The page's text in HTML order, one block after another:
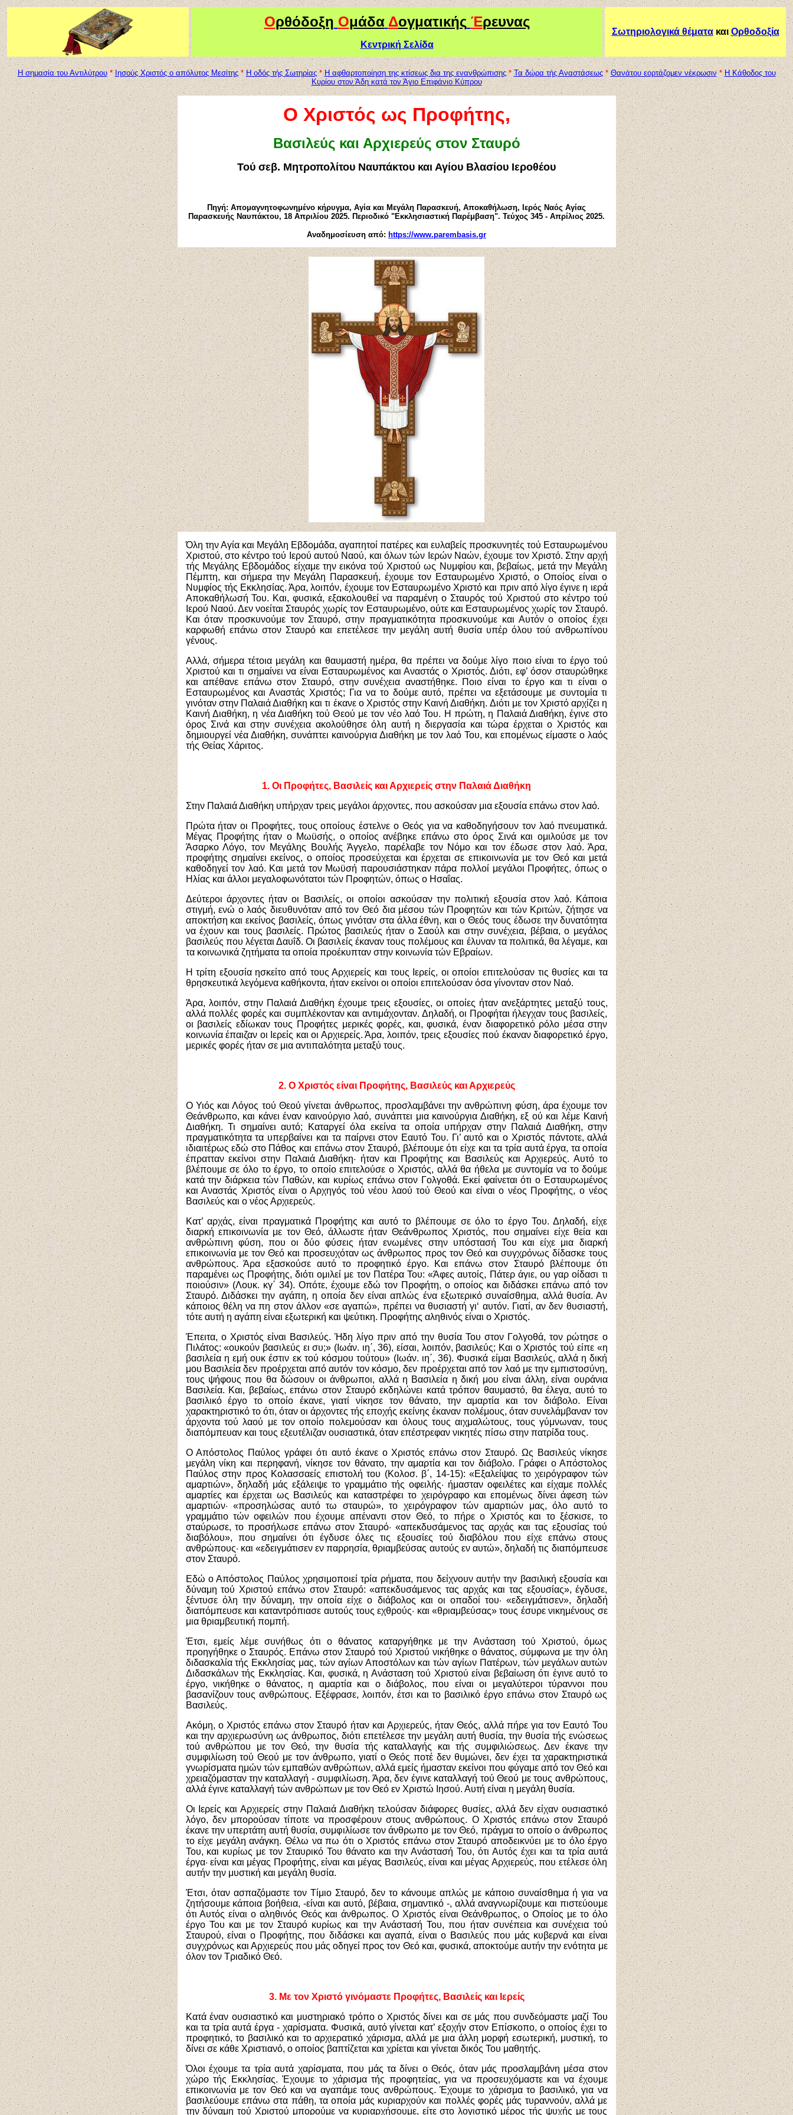
Ορθόδοξη Ομάδα Δογματικής Έρευνας
Κεντρική Σελίδα
Σωτηριολογικά θέματα και Ορθοδοξία
Η σημασία του Αντιλύτρου * Ιησούς Χριστός ο απόλυτος Μεσίτης * Η οδός τής Σωτηρίας * Η αφθαρτοποίηση της κτίσεως δια της ενανθρώπισης * Τα δώρα τής Αναστάσεως * Θανάτου εορτάζομεν νέκρωσιν * Η Κάθοδος του
Κυρίου στον Άδη κατά τον Άγιο Επιφάνιο Κύπρου
Ο Χριστός ως Προφήτης,
Βασιλεύς και Αρχιερεύς στον Σταυρό
Τού σεβ. Μητροπολίτου Ναυπάκτου και Αγίου Βλασίου Ιεροθέου
Πηγή: Απομαγνητοφωνημένο κήρυγμα, Αγία και Μεγάλη Παρασκευή, Αποκαθήλωση, Ιερός Ναός Αγίας
Παρασκευής Ναυπάκτου, 18 Απριλίου 2025. Περιοδικό "Εκκλησιαστική Παρέμβαση". Τεύχος 345 - Απρίλιος 2025.
Αναδημοσίευση από: https://www.parembasis.gr
Όλη την Αγία και Μεγάλη Εβδομάδα, αγαπητοί πατέρες και ευλαβείς προσκυνητές τού Εσταυρωμένου
Χριστού, στο κέντρο τού Ιερού αυτού Ναού, και όλων τών Ιερών Ναών, έχουμε τον Χριστό. Στην αρχή
τής Μεγάλης Εβδομάδος είχαμε την εικόνα τού Χριστού ως Νυμφίου και, βεβαίως, μετά την Μεγάλη
Πέμπτη, και σήμερα την Μεγάλη Παρασκευή, έχουμε τον Εσταυρωμένο Χριστό, ο Οποίος είναι ο
Νυμφίος τής Εκκλησίας. Άρα, λοιπόν, έχουμε τον Εσταυρωμένο Χριστό και πριν από λίγο έγινε η ιερά
Αποκαθήλωσή Του. Και, φυσικά, εξακολουθεί να παραμένη ο Σταυρός τού Χριστού στο κέντρο τού
Ιερού Ναού. Δεν νοείται Σταυρός χωρίς τον Εσταυρωμένο, ούτε και Εσταυρωμένος χωρίς τον Σταυρό.
Και όταν προσκυνούμε τον Σταυρό, στην πραγματικότητα προσκυνούμε και Αυτόν ο οποίος έχει
καρφωθή επάνω στον Σταυρό και επετέλεσε την μεγάλη αυτή θυσία υπέρ όλου τού ανθρωπίνου
γένους.
Αλλά, σήμερα τέτοια μεγάλη και θαυμαστή ημέρα, θα πρέπει να δούμε λίγο ποιο είναι το έργο τού
Χριστού και τι σημαίνει να είναι Εσταυρωμένος και Αναστάς ο Χριστός. Διότι, εφ’ όσον σταυρώθηκε
και απέθανε επάνω στον Σταυρό, στην συνέχεια αναστήθηκε. Ποιο είναι το έργο και τι είναι ο
Εσταυρωμένος και Αναστάς Χριστός; Για να το δούμε αυτό, πρέπει να εξετάσουμε με συντομία τι
γινόταν στην Παλαιά Διαθήκη και τι έκανε ο Χριστός στην Καινή Διαθήκη. Διότι με τον Χριστό αρχίζει η
Καινή Διαθήκη, η νέα Διαθήκη τού Θεού με τον νέο λαό Του. Η πρώτη, η Παλαιά Διαθήκη, έγινε στο
όρος Σινά και στην συνέχεια ακολούθησε όλη αυτή η διεργασία και τώρα έρχεται ο Χριστός και
δημιουργεί νέα Διαθήκη, συνάπτει καινούργια Διαθήκη με τον λαό Του, και επομένως είμαστε ο λαός
τής Θείας Χάριτος.
1. Οι Προφήτες, Βασιλείς και Αρχιερείς στην Παλαιά Διαθήκη
Στην Παλαιά Διαθήκη υπήρχαν τρεις μεγάλοι άρχοντες, που ασκούσαν μια εξουσία επάνω στον λαό.
Πρώτα ήταν οι Προφήτες, τους οποίους έστελνε ο Θεός για να καθοδηγήσουν τον λαό πνευματικά.
Μέγας Προφήτης ήταν ο Μωϋσής, ο οποίος ανέβηκε επάνω στο όρος Σινά και ομιλούσε με τον
Άσαρκο Λόγο, τον Μεγάλης Βουλής Άγγελο, παρέλαβε τον Νόμο και τον έδωσε στον λαό. Άρα,
προφήτης σημαίνει εκείνος, ο οποίος προσεύχεται και έρχεται σε επικοινωνία με τον Θεό και μετά
καθοδηγεί τον λαό. Και μετά τον Μωϋσή παρουσιάστηκαν πάρα πολλοί μεγάλοι Προφήτες, όπως ο
Ηλίας και άλλοι μεγαλοφωνότατοι τών Προφητών, όπως ο Ησαΐας.
Δεύτεροι άρχοντες ήταν οι Βασιλείς, οι οποίοι ασκούσαν την πολιτική εξουσία στον λαό. Κάποια
στιγμή, ενώ ο λαός διευθυνόταν από τον Θεό δια μέσου τών Προφητών και τών Κριτών, ζήτησε να
αποκτήση και εκείνος βασιλείς, όπως γινόταν στα άλλα έθνη, και ο Θεός τους έδωσε την δυνατότητα
να έχουν και τους βασιλείς. Πρώτος βασιλεύς ήταν ο Σαούλ και στην συνέχεια, βέβαια, ο μεγάλος
βασιλεύς που λέγεται Δαυΐδ. Οι βασιλείς έκαναν τους πολέμους και έλυναν τα πολιτικά, θα λέγαμε, και
τα κοινωνικά ζητήματα τα οποία προέκυπταν στην κοινωνία τών Εβραίων.
Η τρίτη εξουσία ησκείτο από τους Αρχιερείς και τους Ιερείς, οι οποίοι επιτελούσαν τις θυσίες και τα
θρησκευτικά λεγόμενα καθήκοντα, ήταν εκείνοι οι οποίοι επιτελούσαν όσα γίνονταν στον Ναό.
Άρα, λοιπόν, στην Παλαιά Διαθήκη έχουμε τρεις εξουσίες, οι οποίες ήταν ανεξάρτητες μεταξύ τους,
αλλά πολλές φορές και συμπλέκονταν και αντιμάχονταν. Δηλαδή, οι Προφήται ήλεγχαν τους βασιλείς,
οι βασιλείς εδίωκαν τους Προφήτες μερικές φορές, και, φυσικά, έναν διαφορετικό ρόλο μέσα στην
κοινωνία έπαιζαν οι Ιερείς και οι Αρχιερείς. Άρα, λοιπόν, τρεις εξουσίες πού έκαναν διαφορετικό έργο,
μερικές φορές ήταν σε μια αντιπαλότητα μεταξύ τους.
2. Ο Χριστός είναι Προφήτης, Βασιλεύς και Αρχιερεύς
Ο Υιός και Λόγος τού Θεού γίνεται άνθρωπος, προσλαμβάνει την ανθρώπινη φύση, άρα έχουμε τον
Θεάνθρωπο, και κάνει έναν καινούργιο λαό, συνάπτει μια καινούργια Διαθήκη, εξ ού και λέμε Καινή
Διαθήκη. Τι σημαίνει αυτό; Καταργεί όλα εκείνα τα οποία υπήρχαν στην Παλαιά Διαθήκη, στην
πραγματικότητα τα υπερβαίνει και τα παίρνει στον Εαυτό Του. Γι’ αυτό και ο Χριστός πάντοτε, αλλά
ιδιαιτέρως εδώ στο Πάθος και επάνω στον Σταυρό, βλέπουμε ότι είχε και τα τρία αυτά έργα, τα οποία
έπρατταν εκείνοι στην Παλαιά Διαθήκη· ήταν και Προφήτης και Βασιλεύς και Αρχιερεύς. Αυτό το
βλέπουμε σε όλο το έργο, το οποίο επιτελούσε ο Χριστός, αλλά θα ήθελα με συντομία να το δούμε
κατά την διάρκεια τών Παθών, και κυρίως επάνω στον Γολγοθά. Εκεί φαίνεται ότι ο Εσταυρωμένος
και Αναστάς Χριστός είναι ο Αρχηγός τού νέου λαού τού Θεού και είναι ο νέος Προφήτης, ο νέος
Βασιλεύς και ο νέος Αρχιερεύς.
Κατ’ αρχάς, είναι πραγματικά Προφήτης και αυτό το βλέπουμε σε όλο το έργο Του. Δηλαδή, είχε
διαρκή επικοινωνία με τον Θεό, άλλωστε ήταν Θεάνθρωπος Χριστός, που σημαίνει είχε θεία και
ανθρώπινη φύση, που οι δύο φύσεις ήταν ενωμένες στην υπόστασή Του και είχε μια διαρκή
επικοινωνία με τον Θεό και προσευχόταν ως άνθρωπος προς τον Θεό και συγχρόνως δίδασκε τους
ανθρώπους. Άρα εξασκούσε αυτό το προφητικό έργο. Και επάνω στον Σταυρό βλέπουμε ότι
παραμένει ως Προφήτης, διότι ομιλεί με τον Πατέρα Του: «Άφες αυτοίς, Πάτερ άγιε, ου γαρ οίδασι τι
ποιούσιν» (Λουκ. κγ΄ 34). Οπότε, έχουμε εδώ τον Προφήτη, ο οποίος και διδάσκει επάνω από τον
Σταυρό. Διδάσκει την αγάπη, η οποία δεν είναι απλώς ένα εξωτερικό συναίσθημα, αλλά θυσία. Αν
κάποιος θέλη να πη στον άλλον «σε αγαπώ», πρέπει να θυσιαστή γι‘ αυτόν. Γιατί, αν δεν θυσιαστή,
τότε αυτή η αγάπη είναι εξωτερική και ψεύτικη. Προφήτης αληθινός είναι ο Χριστός.
Έπειτα, ο Χριστός είναι Βασιλεύς. Ήδη λίγο πριν από την θυσία Του στον Γολγοθά, τον ρώτησε ο
Πιλάτος: «ουκούν βασιλεύς ει συ;» (Ιωάν. ιη΄, 36), είσαι, λοιπόν, βασιλεύς; Και ο Χριστός τού είπε «η
βασιλεία η εμή ουκ έστιν εκ τού κόσμου τούτου» (Ιωάν. ιη΄, 36). Φυσικά είμαι Βασιλεύς, αλλά η δική
μου Βασιλεία δεν προέρχεται από αυτόν τον κόσμο, δεν προέρχεται από τον λαό με την εμπιστοσύνη,
τους ψήφους που θα δώσουν οι άνθρωποι, αλλά η Βασιλεία η δική μου είναι άλλη, είναι ουράνια
Βασιλεία. Και, βεβαίως, επάνω στον Σταυρό εκδηλώνει κατά τρόπον θαυμαστό, θα έλεγα, αυτό το
βασιλικό έργο το οποίο έκανε, γιατί νίκησε τον θάνατο, την αμαρτία και τον διάβολο. Είναι
χαρακτηριστικό το ότι, όταν οι άρχοντες τής εποχής εκείνης έκαναν πολέμους, όταν συνελάμβαναν τον
άρχοντα τού λαού με τον οποίο πολεμούσαν και όλους τους αιχμαλώτους, τους γύμνωναν, τους
διαπόμπευαν και τους εξευτέλιζαν ουσιαστικά, όταν επέστρεφαν νικητές πίσω στην πατρίδα τους.
Ο Απόστολος Παύλος γράφει ότι αυτό έκανε ο Χριστός επάνω στον Σταυρό. Ως Βασιλεύς νίκησε
μεγάλη νίκη και περηφανή, νίκησε τον θάνατο, την αμαρτία και τον διάβολο. Γράφει ο Απόστολος
Παύλος στην προς Κολασσαείς επιστολή του (Κολοσ. β΄, 14-15): «Εξαλείψας το χειρόγραφον τών
αμαρτιών», δηλαδή μάς εξάλειψε το γραμμάτιο τής οφειλής· ήμασταν οφειλέτες και είχαμε πολλές
αμαρτίες και έρχεται ως Βασιλεύς και καταστρέφει το χειρόγραφο και επομένως δίνει άφεση τών
αμαρτιών· «προσηλώσας αυτό τω σταυρώ», το χειρόγραφον τών αμαρτιών μας, όλο αυτό το
γραμμάτιο τών οφειλών που έχουμε απέναντι στον Θεό, το πήρε ο Χριστός και το ξέσκισε, το
σταύρωσε, το προσήλωσε επάνω στον Σταυρό· «απεκδυσάμενος τας αρχάς και τας εξουσίας τού
διαβόλου», που σημαίνει ότι έγδυσε όλες τις εξουσίες τού διαβόλου που είχε επάνω στους
ανθρώπους· και «εδειγμάτισεν εν παρρησία, θριαμβεύσας αυτούς εν αυτώ», δηλαδή τις διαπόμπευσε
στον Σταυρό.
Εδώ ο Απόστολος Παύλος χρησιμοποιεί τρία ρήματα, που δείχνουν αυτήν την βασιλική εξουσία και
δύναμη τού Χριστού επάνω στον Σταυρό: «απεκδυσάμενος τας αρχάς και τας εξουσίας», έγδυσε,
ξέντυσε όλη την δύναμη, την οποία είχε ο διάβολος και οι οπαδοί του· «εδειγμάτισεν», δηλαδή
διαπόμπευσε και καταντρόπιασε αυτούς τους εχθρούς· και «θριαμβεύσας» τους έσυρε νικημένους σε
μια θριαμβευτική πομπή.
Έτσι, εμείς λέμε συνήθως ότι ο θάνατος καταργήθηκε με την Ανάσταση τού Χριστού, όμως
προηγήθηκε ο Σταυρός. Επάνω στον Σταυρό τού Χριστού νικήθηκε ο θάνατος, σύμφωνα με την όλη
διδασκαλία τής Εκκλησίας μας, τών αγίων Αποστόλων και τών αγίων Πατέρων, τών μεγάλων αυτών
Διδασκάλων τής Εκκλησίας. Και, φυσικά, η Ανάσταση τού Χριστού είναι βεβαίωση ότι έγινε αυτό το
έργο, νικήθηκε ο θάνατος, η αμαρτία και ο διάβολος, που είναι οι μεγαλύτεροι τύραννοι που
βασανίζουν τους ανθρώπους. Εξέφρασε, λοιπόν, έτσι και το βασιλικό έργο επάνω στον Σταυρό ως
Βασιλεύς.
Ακόμη, ο Χριστός επάνω στον Σταυρό ήταν και Αρχιερεύς, ήταν Θεός, αλλά πήρε για τον Εαυτό Του
και την αρχιερωσύνη ως άνθρωπος, διότι επετέλεσε την μεγάλη αυτή θυσία, την θυσία τής ενώσεως
τού ανθρώπου με τον Θεό, την θυσία τής καταλλαγής και τής συμφιλιώσεως. Δεν έκανε την
συμφιλίωση τού Θεού με τον άνθρωπο, γιατί ο Θεός ποτέ δεν θυμώνει, δεν έχει τα χαρακτηριστικά
γνωρίσματα ημών τών εμπαθών ανθρώπων, αλλά εμείς ήμασταν εκείνοι που φύγαμε από τον Θεό και
χρειαζόμασταν την καταλλαγή - συμφιλίωση. Άρα, δεν έγινε καταλλαγή τού Θεού με τους ανθρώπους,
αλλά έγινε καταλλαγή τών ανθρώπων με τον Θεό εν Χριστώ Ιησού. Αυτή είναι η μεγάλη θυσία.
Οι Ιερείς και Αρχιερείς στην Παλαιά Διαθήκη τελούσαν διάφορες θυσίες, αλλά δεν είχαν ουσιαστικό
λόγο, δεν μπορούσαν τίποτε να προσφέρουν στους ανθρώπους. Ο Χριστός επάνω στον Σταυρό
έκανε την υπερτάτη αυτή θυσία, συμφιλίωσε τον άνθρωπο με τον Θεό, πράγμα το οποίο ο άνθρωπος
το είχε μεγάλη ανάγκη. Θέλω να πω ότι ο Χριστός επάνω στον Σταυρό αποδεικνύει με το όλο έργο
Του, και κυρίως με τον Σταυρικό Του θάνατο και την Ανάστασή Του, ότι Αυτός έχει και τα τρία αυτά
έργα· είναι και μέγας Προφήτης, είναι και μέγας Βασιλεύς, είναι και μέγας Αρχιερεύς, που ετέλεσε όλη
αυτήν την μυστική και μεγάλη θυσία.
Έτσι, όταν ασπαζόμαστε τον Τίμιο Σταυρό, δεν το κάνουμε απλώς με κάποιο συναίσθημα ή για να
ζητήσουμε κάποια βοήθεια, -είναι και αυτό, βέβαια, σημαντικό -, αλλά αναγνωρίζουμε και πιστεύουμε
ότι Αυτός είναι ο αληθινός Θεός και άνθρωπος. Ο Χριστός είναι Θεάνθρωπος, ο Οποίος με το όλο
έργο Του και με τον Σταυρό κυρίως και την Ανάστασή Του, που ήταν συνέπεια και συνέχεια τού
Σταυρού, είναι ο Προφήτης, που διδάσκει και αγαπά, είναι ο Βασιλεύς που μάς κυβερνά και είναι
συγχρόνως και Αρχιερεύς που μάς οδηγεί προς τον Θεό και, φυσικά, αποκτούμε αυτήν την ενότητα με
όλον τον Τριαδικό Θεό.
3. Με τον Χριστό γινόμαστε Προφήτες, Βασιλείς και Ιερείς
Κατά έναν ουσιαστικό και μυστηριακό τρόπο ο Χριστός δίνει και σε μάς που συνδεόμαστε μαζί Του
και τα τρία αυτά έργα - χαρίσματα. Φυσικά, αυτό γίνεται κατ’ εξοχήν στον Επίσκοπο, ο οποίος έχει το
προφητικό, το βασιλικό και το αρχιερατικό χάρισμα, αλλά με μια άλλη μορφή εσωτερική, μυστική, το
δίνει σε κάθε Χριστιανό, ο οποίος βαπτίζεται και χρίεται και γίνεται δικός Του μαθητής.
Όλοι έχουμε τα τρία αυτά χαρίσματα, που μάς τα δίνει ο Θεός, όταν μάς προσλαμβάνη μέσα στον
χώρο τής Εκκλησίας. Έχουμε το χάρισμα τής προφητείας, για να προσευχόμαστε και να έχουμε
επικοινωνία με τον Θεό και να αγαπάμε τους ανθρώπους. Έχουμε το χάρισμα το βασιλικό, για να
βασιλεύουμε επάνω στα πάθη, τα οποία μάς κυριαρχούν και πολλές φορές μάς τυραννούν, αλλά με
την δύναμη τού Χριστού μπορούμε να κυριαρχήσουμε, είτε στο λογιστικό μέρος τής ψυχής με τους